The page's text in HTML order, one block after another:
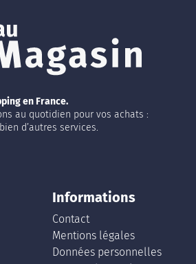
en France.
au quotidien pour vos achats :
d’autres services.
Informations
Contact
Mentions légales
Données personnelles